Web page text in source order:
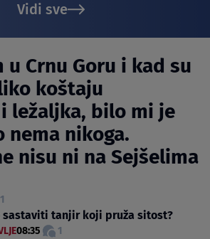
Vidi sve
u Crnu Goru i kad su
koštaju
ležaljka, bilo mi je
nema nikoga.
nisu ni na Sejšelima
sastaviti tanjir koji pruža sitost?
08:35 1